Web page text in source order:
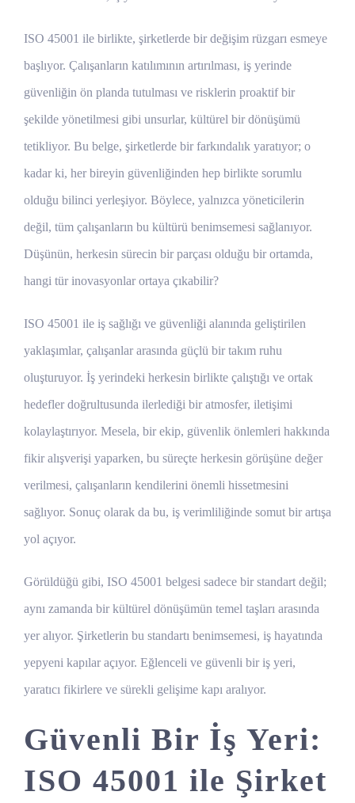
ISO 45001 ile birlikte, şirketlerde bir değişim rüzgarı esmeye
başlıyor. Çalışanların katılımının artırılması, iş yerinde
güvenliğin ön planda tutulması ve risklerin proaktif bir
şekilde yönetilmesi gibi unsurlar, kültürel bir dönüşümü
tetikliyor. Bu belge, şirketlerde bir farkındalık yaratıyor; o
kadar ki, her bireyin güvenliğinden hep birlikte sorumlu
olduğu bilinci yerleşiyor. Böylece, yalnızca yöneticilerin
değil, tüm çalışanların bu kültürü benimsemesi sağlanıyor.
Düşünün, herkesin sürecin bir parçası olduğu bir ortamda,
hangi tür inovasyonlar ortaya çıkabilir?
ISO 45001 ile iş sağlığı ve güvenliği alanında geliştirilen
yaklaşımlar, çalışanlar arasında güçlü bir takım ruhu
oluşturuyor. İş yerindeki herkesin birlikte çalıştığı ve ortak
hedefler doğrultusunda ilerlediği bir atmosfer, iletişimi
kolaylaştırıyor. Mesela, bir ekip, güvenlik önlemleri hakkında
fikir alışverişi yaparken, bu süreçte herkesin görüşüne değer
verilmesi, çalışanların kendilerini önemli hissetmesini
sağlıyor. Sonuç olarak da bu, iş verimliliğinde somut bir artışa
yol açıyor.
Görüldüğü gibi, ISO 45001 belgesi sadece bir standart değil;
aynı zamanda bir kültürel dönüşümün temel taşları arasında
yer alıyor. Şirketlerin bu standartı benimsemesi, iş hayatında
yepyeni kapılar açıyor. Eğlenceli ve güvenli bir iş yeri,
yaratıcı fikirlere ve sürekli gelişime kapı aralıyor.
Güvenli Bir İş Yeri:
ISO 45001 ile Şirket